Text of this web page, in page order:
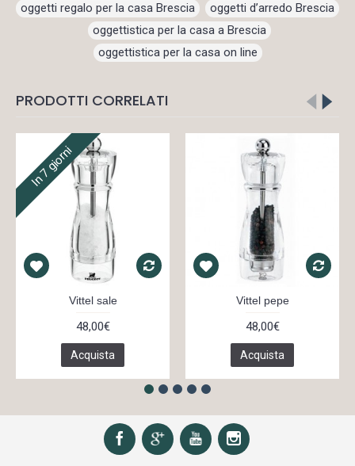
oggetti regalo per la casa Brescia
oggetti d’arredo Brescia
oggettistica per la casa a Brescia ,
oggettistica per la casa on line
PRODOTTI CORRELATI
In 7 giorni
Vittel sale
48,00€
Acquista
Vittel pepe
48,00€
Acquista